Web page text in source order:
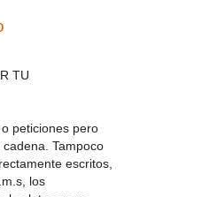
TU
peticiones pero
Tampoco
escritos,
los